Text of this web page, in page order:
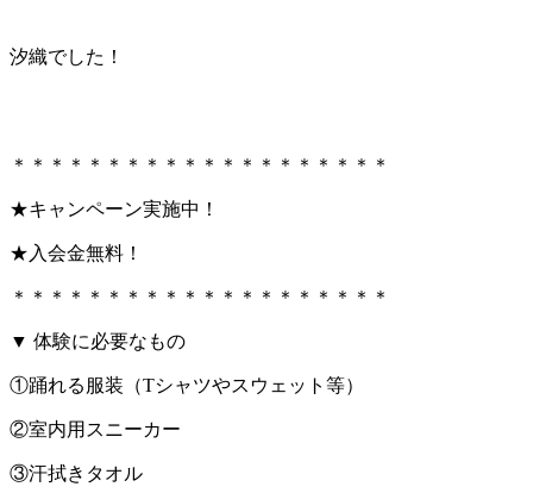
汐織でした！
＊＊＊＊＊＊＊＊＊＊＊＊＊＊＊＊＊＊＊＊
★キャンペーン実施中！
★入会金無料！
＊＊＊＊＊＊＊＊＊＊＊＊＊＊＊＊＊＊＊＊
▼ 体験に必要なもの
①踊れる服装（Tシャツやスウェット等）
②室内用スニーカー
③汗拭きタオル